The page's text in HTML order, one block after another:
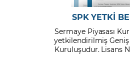
SPK YETKİ
Sermaye Piyasası
yetkilendirilmiş Geniş
Kuruluşudur. Lisans